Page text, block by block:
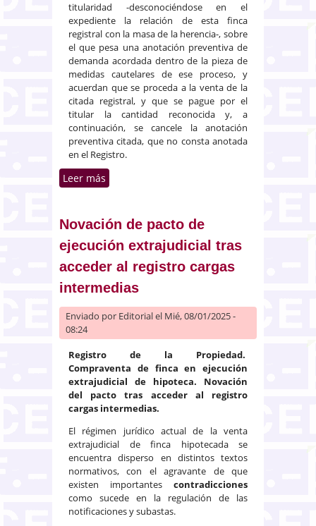
titularidad -desconociéndose en el
expediente la relación de esta finca
registral con la masa de la herencia-, sobre
el que pesa una anotación preventiva de
demanda acordada dentro de la pieza de
medidas cautelares de ese proceso, y
acuerdan que se proceda a la venta de la
citada registral, y que se pague por el
titular la cantidad reconocida y, a
continuación, se cancele la anotación
preventiva citada, que no consta anotada
en el Registro.
Leer más
transacción judicial
Novación de pacto de
ejecución extrajudicial tras
acceder al registro cargas
intermedias
Enviado por Editorialel Mié, 08/01/2025 -
08:24
Registro de la Propiedad.
Compraventa de finca en ejecución
extrajudicial de hipoteca. Novación
del pacto tras acceder al registro
cargas intermedias.
El régimen jurídico actual de la venta
extrajudicial de finca hipotecada se
encuentra disperso en distintos textos
normativos, con el agravante de que
existen importantes contradicciones
como sucede en la regulación de las
notificaciones y subastas.